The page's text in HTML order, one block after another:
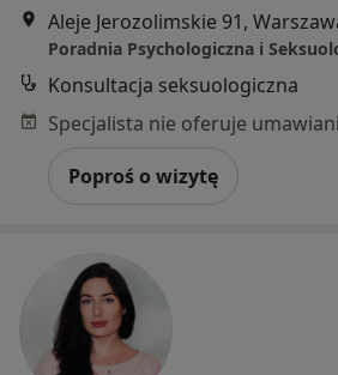
Aleje Jerozolimskie 91,
Poradnia Psychologiczna i
Konsultacja seksuologiczna
Poproś o wizytę